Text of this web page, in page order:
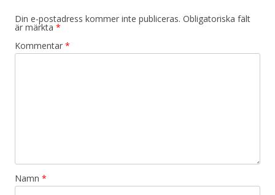
Din e-postadress kommer inte publiceras. Obligatoriska fält
är märkta *
Kommentar *
Namn *